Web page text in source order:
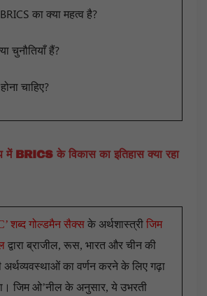
का क्या महत्व है?
चुनौतियाँ हैं?
चाहिए?
में BRICS के विकास का इतिहास क्या रहा
शब्द गोल्डमैन सैक्स के अर्थशास्त्री जिम
द्वारा ब्राजील, रूस, भारत और चीन की
अर्थव्यवस्थाओं का वर्णन करने के लिए गढ़ा
जिम ओ’नील के अनुसार, ये उभरती